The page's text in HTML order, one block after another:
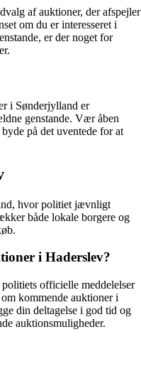
af auktioner, der afspejler
om du er interesseret i
er der noget for
i Sønderjylland er
genstande. Vær åben
på det uventede for at
hvor politiet jævnligt
både lokale borgere og
i Haderslev?
officielle meddelelser
kommende auktioner i
din deltagelse i god tid og
auktionsmuligheder.